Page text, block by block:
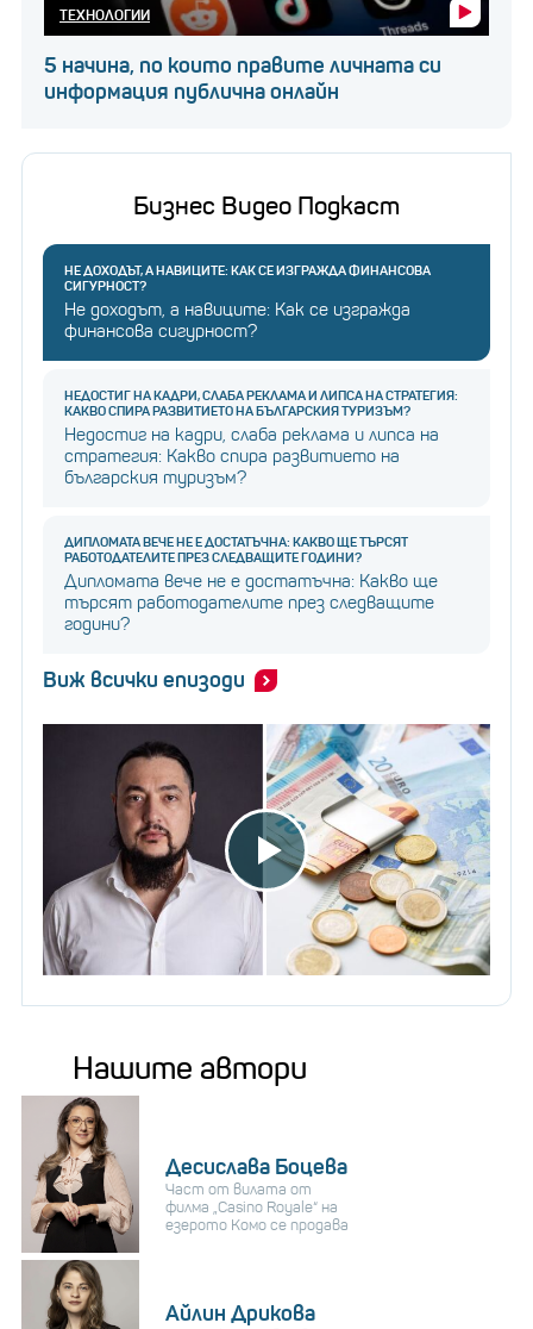
ТЕХНОЛОГИИ
5 начина, по които правите личната си
информация публична онлайн
Бизнес Видео Подкаст
НЕ ДОХОДЪТ, А НАВИЦИТЕ: КАК СЕ ИЗГРАЖДА ФИНАНСОВА
СИГУРНОСТ?
Не доходът, а навиците: Как се изгражда
финансова сигурност?
НЕДОСТИГ НА КАДРИ, СЛАБА РЕКЛАМА И ЛИПСА НА СТРАТЕГИЯ:
КАКВО СПИРА РАЗВИТИЕТО НА БЪЛГАРСКИЯ ТУРИЗЪМ?
Недостиг на кадри, слаба реклама и липса на
стратегия: Какво спира развитието на
българския туризъм?
ДИПЛОМАТА ВЕЧЕ НЕ Е ДОСТАТЪЧНА: КАКВО ЩЕ ТЪРСЯТ
РАБОТОДАТЕЛИТЕ ПРЕЗ СЛЕДВАЩИТЕ ГОДИНИ?
Дипломата вече не е достатъчна: Какво ще
търсят работодателите през следващите
години?
Виж всички епизоди
Нашите автори
Десислава Боцева
Част от вилата от
филма „Casino Royale“ на
езерото Комо се продава
Айлин Дрикова